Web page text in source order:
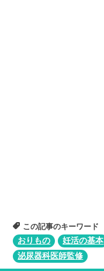
この記事のキーワード
おりもの
妊活の基本
泌尿器科医師監修